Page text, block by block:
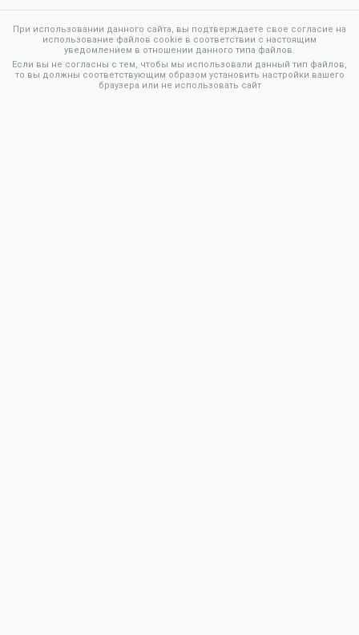
При использовании данного сайта, вы подтверждаете свое согласие на
использование файлов cookie в соответствии с настоящим
уведомлением в отношении данного типа файлов.
Если вы не согласны с тем, чтобы мы использовали данный тип файлов,
то вы должны соответствующим образом установить настройки вашего
браузера или не использовать сайт